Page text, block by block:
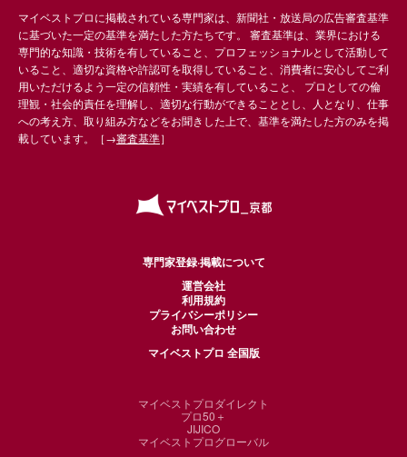
マイベストプロに掲載されている専門家は、新聞社・放送局の広告審査基準
に基づいた一定の基準を満たした方たちです。 審査基準は、業界における
専門的な知識・技術を有していること、プロフェッショナルとして活動して
いること、適切な資格や許認可を取得していること、消費者に安心してご利
用いただけるよう一定の信頼性・実績を有していること、 プロとしての倫
理観・社会的責任を理解し、適切な行動ができることとし、人となり、仕事
への考え方、取り組み方などをお聞きした上で、基準を満たした方のみを掲
載しています。［→審査基準］
専門家登録·掲載について
運営会社
利用規約
プライバシーポリシー
お問い合わせ
マイベストプロ 全国版
マイベストプロダイレクト
プロ50＋
JIJICO
マイベストプログローバル